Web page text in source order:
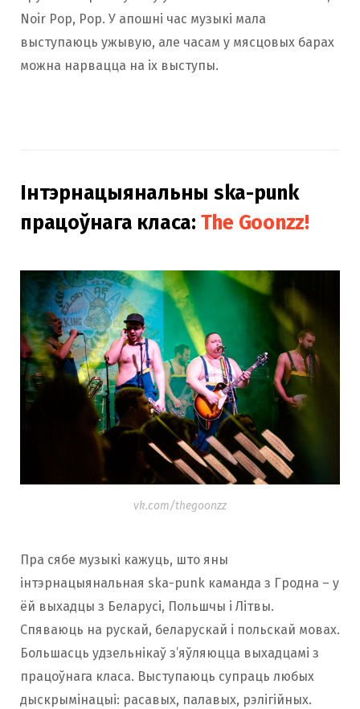
Noir Pop, Pop. У апошні час музыкі мала
выступаюць ужывую, але часам у мясцовых барах
можна нарвацца на іх выступы.
Інтэрнацыянальны ska-punk
працоўнага класа: The Goonzz!
vk.com/thegoonzz
Пра сябе музыкі кажуць, што яны
інтэрнацыянальная ska-punk каманда з Гродна – у
ёй выхадцы з Беларусі, Польшчы і Літвы.
Спяваюць на рускай, беларускай і польскай мовах.
Большасць удзельнікаў з’яўляюцца выхадцамі з
працоўнага класа. Выступаюць супраць любых
дыскрымінацыі: расавых, палавых, рэлігійных.